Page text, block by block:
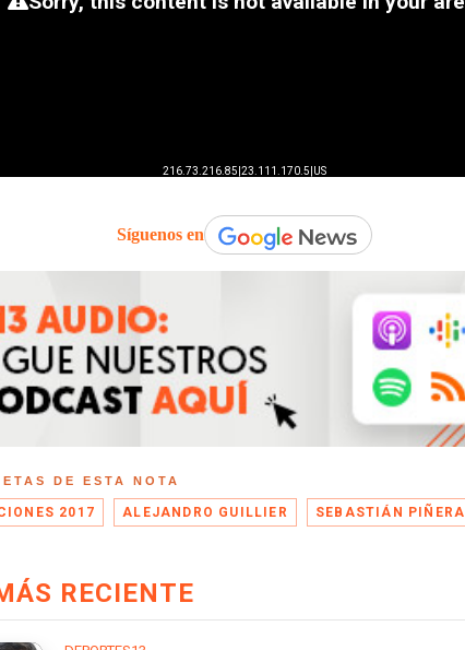
Síguenos en
DE ESTA NOTA
2017 ALEJANDRO GUILLIER SEBASTIÁN PIÑERA
RECIENTE